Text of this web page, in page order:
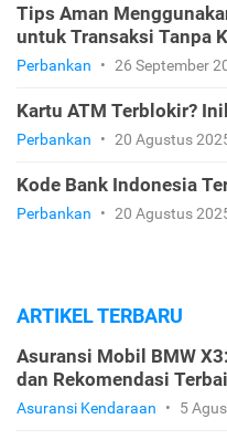
Tips Aman
untuk Transaksi Tanpa
Perbankan • 26 September
Kartu ATM Terblokir?
Perbankan • 20 Agustus
Kode Bank Indonesia
Perbankan • 20 Agustus
ARTIKEL TERBARU
Asuransi Mobil BMW
dan Rekomendasi
Asuransi Kendaraan • 5